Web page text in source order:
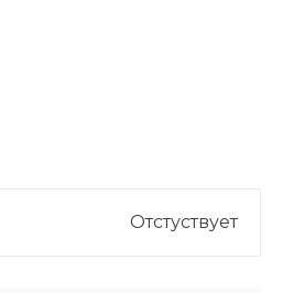
Отстуствует